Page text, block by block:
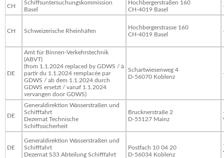
CH
Schiffsuntersuchungskommission
Basel
Hochbergerstraßen 160
CH-4019 Basel
CH Schweizerische Rheinhäfen
Hochbergerstrasse 160
CH-4019 Basel
DE
Amt für Binnen-Verkehrstechnik
(ABVT)
(from 1.1.2024 replaced by GDWS / à
partir du 1.1.2024 remplacée par
GDWS / ab dem 1.1.2024 durch
GDWS ersetzt / vanaf 1.1.2024
vervangen door GDWS)
Schartwiesenweg 4
D-56070 Koblenz
DE
Generaldirektion Wasserstraßen und
Schifffahrt
Dezernat Technische
Schiffssicherheit
Brucknerstraße 2
D-55127 Mainz
DE
Generaldirektion Wasserstraßen und
Schifffahrt
Dezernat S33 Abteilung Schifffahrt
Postfach 10 04 20
D-56034 Koblenz